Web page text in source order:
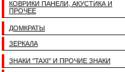
КОВРИКИ ПАНЕЛИ, АКУСТИКА И
ПРОЧЕЕ
ДОМКРАТЫ
ЗЕРКАЛА
ЗНАКИ "TAXI" И ПРОЧИЕ ЗНАКИ